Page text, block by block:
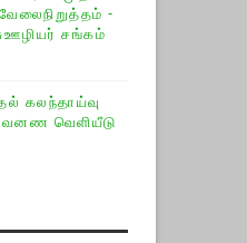
-
சங்கம்
கலந்தாய்வு
வெளியீடு